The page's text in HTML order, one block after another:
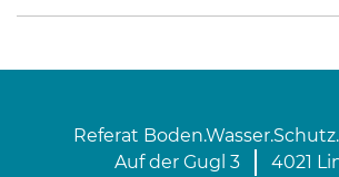
Referat
Auf der Gugl 3
4021